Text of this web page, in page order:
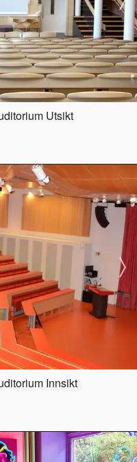
Utsikt
Innsikt